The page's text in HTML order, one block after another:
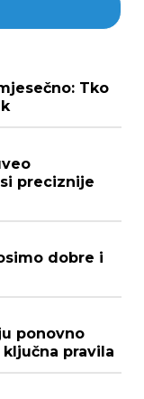
Tko
preciznije
dobre i
ponovno
pravila